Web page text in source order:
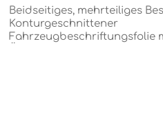
Details
Beidseitiges, mehrteiliges
Konturgeschnittener
Fahrzeugbeschriftungsfolie